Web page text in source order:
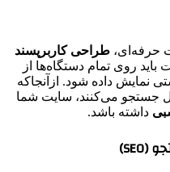
حرفه‌ای، طراحی کاربرپسند
روی تمام دستگاه‌ها از
نمایش داده شود. ازآنجاکه
جستجو می‌کنند، سایت شما
داشته باشد.